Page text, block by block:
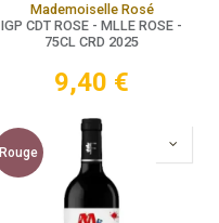
Mademoiselle Rosé
IGP CDT ROSE - MLLE ROSE -
75CL CRD 2025
9,40 €
Rouge